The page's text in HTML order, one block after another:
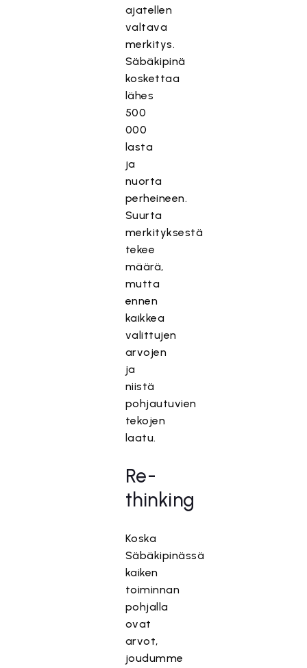
ajatellen
valtava
merkitys.
Säbäkipinä
koskettaa
lähes
500
000
lasta
ja
nuorta
perheineen.
Suurta
merkityksestä
tekee
määrä,
mutta
ennen
kaikkea
valittujen
arvojen
ja
niistä
pohjautuvien
tekojen
laatu.
Re-
thinking
Koska
Säbäkipinässä
kaiken
toiminnan
pohjalla
ovat
arvot,
joudumme